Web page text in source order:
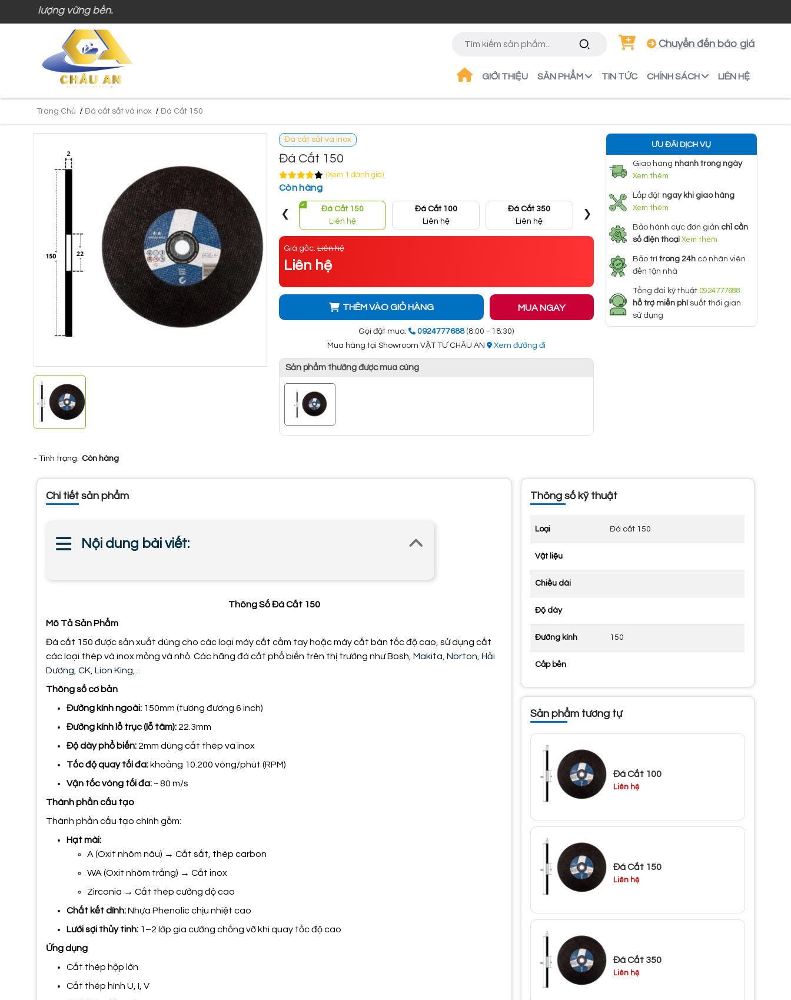
lượng vững bền.
Chuyển đến báo giá
GIỚI THIỆU SẢN PHẨM TIN TỨC CHÍNH SÁCH LIÊN HỆ
Trang Chủ / Đá cắt sắt và inox / Đá Cắt 150
- Tình trạng: Còn hàng
Đá cắt sắt và inox
Đá Cắt 150
(Xem 1 đánh giá)
Còn hàng
Đá Cắt 150
Liên hệ
Đá Cắt 100
Liên hệ
Đá Cắt 350
Liên hệ
Đá Cắt 180
Liên hệ
‹ ›
Giá gốc: Liên hệ
Liên hệ
THÊM VÀO GIỎ HÀNG MUA NGAY
Gọi đặt mua: 0924777688 (8:00 - 18:30)
Mua hàng tại Showroom VẬT TƯ CHÂU AN
Xem đường đi
Sản phẩm thường được mua cùng
ƯU ĐÃI DỊCH VỤ
Giao hàng nhanh trong ngày
Xem thêm
Lắp đặt ngay khi giao hàng
Xem thêm
Bảo hành cực đơn giản chỉ cần
số điện thoại Xem thêm
Bảo trì trong 24hcó nhân viên
đến tận nhà
Tổng đài kỹ thuật 0924777688
hỗ trợ miễn phísuốt thời gian
sử dụng
Chi tiết sản phẩm
Nội dung bài viết:
Thông Số Đá Cắt 150
Mô Tả Sản Phẩm
Đá cắt 150 được sản xuất dùng cho các loại máy cắt cầm tay hoặc máy cắt bàn tốc độ cao, sử dụng cắt
các loại thép và inox mỏng và nhỏ. Các hãng đá cắt phổ biến trên thị trường như Bosh, Makita, Norton, Hải
Dương, CK, Lion King,...
Thông số cơ bản
Đường kính ngoài: 150mm (tương đương 6 inch)
Đường kính lỗ trục (lỗ tâm): 22.3mm
Độ dày phổ biến: 2mm dùng cắt thép và inox
Tốc độ quay tối đa: khoảng 10.200 vòng/phút (RPM)
Vận tốc vòng tối đa:~ 80 m/s
Thành phần cấu tạo
Thành phần cấu tạo chính gồm:
Hạt mài:
A (Oxit nhôm nâu) → Cắt sắt, thép carbon
WA (Oxit nhôm trắng) → Cắt inox
Zirconia → Cắt thép cường độ cao
Chất kết dính:Nhựa Phenolic chịu nhiệt cao
Lưới sợi thủy tinh: 1–2 lớp gia cường chống vỡ khi quay tốc độ cao
Ứng dụng
Cắt thép hộp lớn
Cắt thép hình U, I, V
Thông số kỹ thuật
Loại Đá cắt 150
Vật liệu
Chiều dài
Độ dày
Đường kính 150
Cấp bền
Sản phẩm tương tự
Đá Cắt 100
Liên hệ
Đá Cắt 150
Liên hệ
Đá Cắt 350
Liên hệ